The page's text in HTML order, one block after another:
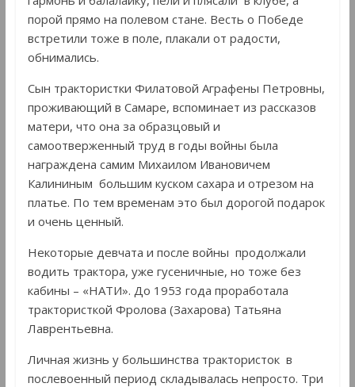
порой прямо на полевом стане. Весть о Победе
встретили тоже в поле, плакали от радости,
обнимались.
Сын трактористки Филатовой Аграфены Петровны,
проживающий в Самаре, вспоминает из рассказов
матери, что она за образцовый и
самоотверженный труд в годы войны была
награждена самим Михаилом Ивановичем
Калининым большим куском сахара и отрезом на
платье. По тем временам это был дорогой подарок
и очень ценный.
Некоторые девчата и после войны продолжали
водить трактора, уже гусеничные, но тоже без
кабины – «НАТИ». До 1953 года проработала
трактористкой Фролова (Захарова) Татьяна
Лаврентьевна.
Личная жизнь у большинства трактористок в
послевоенный период складывалась непросто. Три